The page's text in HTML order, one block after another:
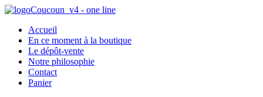
Accueil
En ce moment à la boutique
Le dépôt-vente
Notre philosophie
Contact
Panier